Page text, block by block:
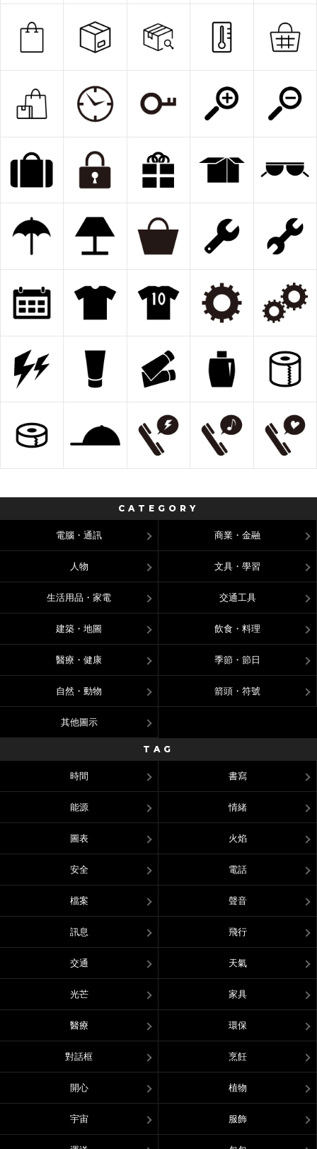
CATEGORY
電腦・通訊 商業・金融
人物 文具・學習
生活用品・家電 交通工具
建築・地圖 飲食・料理
醫療・健康 季節・節日
自然・動物 箭頭・符號
其他圖示
TAG
時間 書寫
能源 情緒
圖表 火焰
安全 電話
檔案 聲音
訊息 飛行
交通 天氣
光芒 家具
醫療 環保
對話框 烹飪
開心 植物
宇宙 服飾